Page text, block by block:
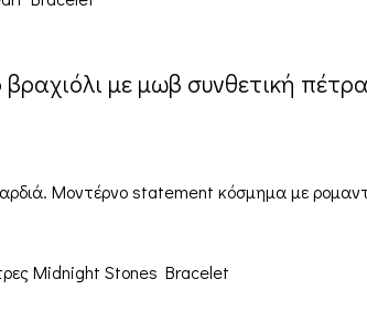
με μωβ συνθετική
Μοντέρνο statement κόσμημα με